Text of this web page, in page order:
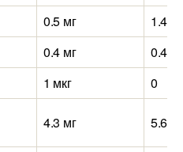
0.5 мг
1.4 мг
0.4 мг
0.4 мг
1 мкг
0
4.3 мг 5.6 мг